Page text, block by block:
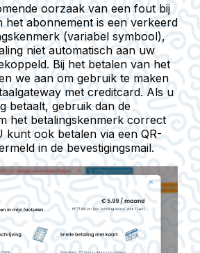
oorzaak van een fout bij
het abonnement is een verkeerd
(variabel symbool),
niet automatisch aan uw
Bij het betalen van het
we aan om gebruik te maken
met creditcard. Als u
betaalt, gebruik dan de
het betalingskenmerk correct
kunt ook betalen via een QR-
in de bevestigingsmail.